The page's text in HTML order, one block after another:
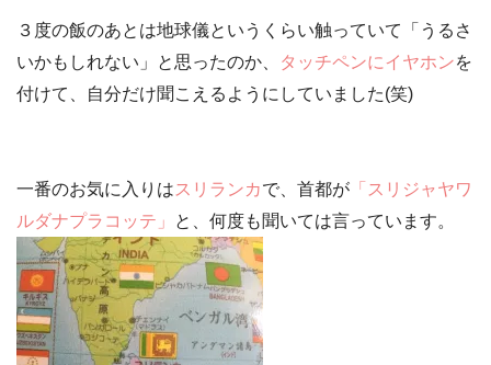
３度の飯のあとは地球儀というくらい触っていて
「うるさ
いかもしれない」
と思ったのか、 タッチペンにイヤホンを
付けて、自分だけ聞こえるようにしていました(笑)
一番のお気に入りはスリランカで、首都が 「スリジャヤワ
ルダナプラコッテ」
と、何度も聞いては言っています。